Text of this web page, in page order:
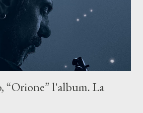
Cico Messina apre il suo nuovo percorso
“Orione” l'album. La